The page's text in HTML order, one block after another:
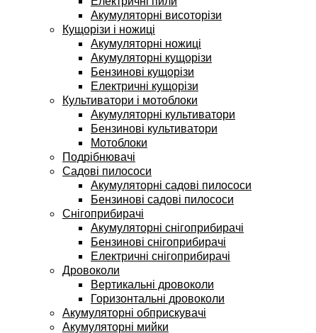
Акумуляторні висоторізи
Кущорізи і ножиці
Акумуляторні ножиці
Акумуляторні кущорізи
Бензинові кущорізи
Електричні кущорізи
Культиватори і мотоблоки
Акумуляторні культиватори
Бензинові культиватори
Мотоблоки
Подрібнювачі
Садові пилососи
Акумуляторні садові пилососи
Бензинові садові пилососи
Снігоприбирачі
Акумуляторні снігоприбирачі
Бензинові снігоприбирачі
Електричні снігоприбирачі
Дровоколи
Вертикальні дровоколи
Горизонтальні дровоколи
Акумуляторні обприскувачі
Акумуляторні мийки